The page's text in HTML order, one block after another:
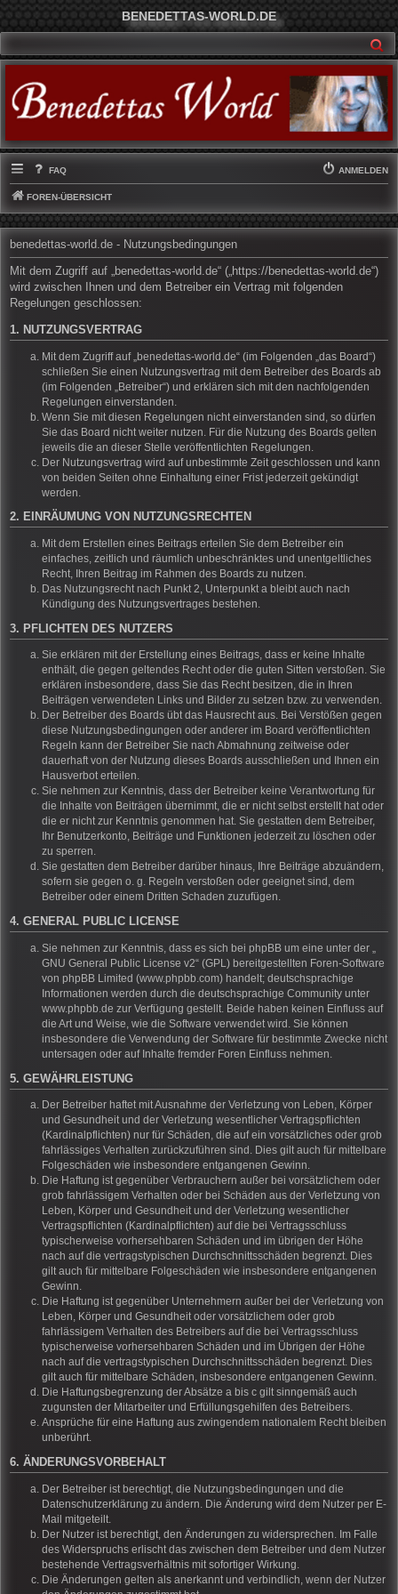
BENEDETTAS-WORLD.DE
FAQ ANMELDEN
FOREN-ÜBERSICHT
benedettas-world.de - Nutzungsbedingungen
Mit dem Zugriff auf „benedettas-world.de“ („https://benedettas-world.de“)
wird zwischen Ihnen und dem Betreiber ein Vertrag mit folgenden
Regelungen geschlossen:
1. NUTZUNGSVERTRAG
Mit dem Zugriff auf „benedettas-world.de“ (im Folgenden „das Board“)
schließen Sie einen Nutzungsvertrag mit dem Betreiber des Boards ab
(im Folgenden „Betreiber“) und erklären sich mit den nachfolgenden
Regelungen einverstanden.
Wenn Sie mit diesen Regelungen nicht einverstanden sind, so dürfen
Sie das Board nicht weiter nutzen. Für die Nutzung des Boards gelten
jeweils die an dieser Stelle veröffentlichten Regelungen.
Der Nutzungsvertrag wird auf unbestimmte Zeit geschlossen und kann
von beiden Seiten ohne Einhaltung einer Frist jederzeit gekündigt
werden.
2. EINRÄUMUNG VON NUTZUNGSRECHTEN
Mit dem Erstellen eines Beitrags erteilen Sie dem Betreiber ein
einfaches, zeitlich und räumlich unbeschränktes und unentgeltliches
Recht, Ihren Beitrag im Rahmen des Boards zu nutzen.
Das Nutzungsrecht nach Punkt 2, Unterpunkt a bleibt auch nach
Kündigung des Nutzungsvertrages bestehen.
3. PFLICHTEN DES NUTZERS
Sie erklären mit der Erstellung eines Beitrags, dass er keine Inhalte
enthält, die gegen geltendes Recht oder die guten Sitten verstoßen. Sie
erklären insbesondere, dass Sie das Recht besitzen, die in Ihren
Beiträgen verwendeten Links und Bilder zu setzen bzw. zu verwenden.
Der Betreiber des Boards übt das Hausrecht aus. Bei Verstößen gegen
diese Nutzungsbedingungen oder anderer im Board veröffentlichten
Regeln kann der Betreiber Sie nach Abmahnung zeitweise oder
dauerhaft von der Nutzung dieses Boards ausschließen und Ihnen ein
Hausverbot erteilen.
Sie nehmen zur Kenntnis, dass der Betreiber keine Verantwortung für
die Inhalte von Beiträgen übernimmt, die er nicht selbst erstellt hat oder
die er nicht zur Kenntnis genommen hat. Sie gestatten dem Betreiber,
Ihr Benutzerkonto, Beiträge und Funktionen jederzeit zu löschen oder
zu sperren.
Sie gestatten dem Betreiber darüber hinaus, Ihre Beiträge abzuändern,
sofern sie gegen o. g. Regeln verstoßen oder geeignet sind, dem
Betreiber oder einem Dritten Schaden zuzufügen.
4. GENERAL PUBLIC LICENSE
Sie nehmen zur Kenntnis, dass es sich bei phpBB um eine unter der „
GNU General Public License v2“ (GPL) bereitgestellten Foren-Software
von phpBB Limited (www.phpbb.com) handelt; deutschsprachige
Informationen werden durch die deutschsprachige Community unter
www.phpbb.de zur Verfügung gestellt. Beide haben keinen Einfluss auf
die Art und Weise, wie die Software verwendet wird. Sie können
insbesondere die Verwendung der Software für bestimmte Zwecke nicht
untersagen oder auf Inhalte fremder Foren Einfluss nehmen.
5. GEWÄHRLEISTUNG
Der Betreiber haftet mit Ausnahme der Verletzung von Leben, Körper
und Gesundheit und der Verletzung wesentlicher Vertragspflichten
(Kardinalpflichten) nur für Schäden, die auf ein vorsätzliches oder grob
fahrlässiges Verhalten zurückzuführen sind. Dies gilt auch für mittelbare
Folgeschäden wie insbesondere entgangenen Gewinn.
Die Haftung ist gegenüber Verbrauchern außer bei vorsätzlichem oder
grob fahrlässigem Verhalten oder bei Schäden aus der Verletzung von
Leben, Körper und Gesundheit und der Verletzung wesentlicher
Vertragspflichten (Kardinalpflichten) auf die bei Vertragsschluss
typischerweise vorhersehbaren Schäden und im übrigen der Höhe
nach auf die vertragstypischen Durchschnittsschäden begrenzt. Dies
gilt auch für mittelbare Folgeschäden wie insbesondere entgangenen
Gewinn.
Die Haftung ist gegenüber Unternehmern außer bei der Verletzung von
Leben, Körper und Gesundheit oder vorsätzlichem oder grob
fahrlässigem Verhalten des Betreibers auf die bei Vertragsschluss
typischerweise vorhersehbaren Schäden und im Übrigen der Höhe
nach auf die vertragstypischen Durchschnittsschäden begrenzt. Dies
gilt auch für mittelbare Schäden, insbesondere entgangenen Gewinn.
Die Haftungsbegrenzung der Absätze a bis c gilt sinngemäß auch
zugunsten der Mitarbeiter und Erfüllungsgehilfen des Betreibers.
Ansprüche für eine Haftung aus zwingendem nationalem Recht bleiben
unberührt.
6. ÄNDERUNGSVORBEHALT
Der Betreiber ist berechtigt, die Nutzungsbedingungen und die
Datenschutzerklärung zu ändern. Die Änderung wird dem Nutzer per E-
Mail mitgeteilt.
Der Nutzer ist berechtigt, den Änderungen zu widersprechen. Im Falle
des Widerspruchs erlischt das zwischen dem Betreiber und dem Nutzer
bestehende Vertragsverhältnis mit sofortiger Wirkung.
Die Änderungen gelten als anerkannt und verbindlich, wenn der Nutzer